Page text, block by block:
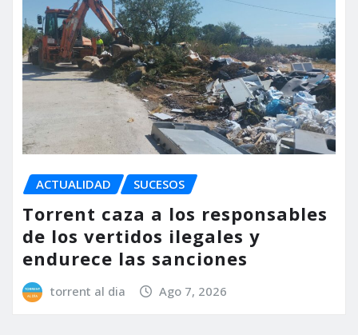
ACTUALIDAD SUCESOS
Torrent caza a los responsables
de los vertidos ilegales y
endurece las sanciones
torrent al dia Ago 7, 2026